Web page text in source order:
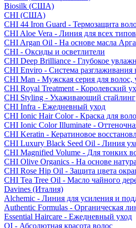
Biosilk (США)
CHI (США)
CHI 44 Iron Guard - Термозащита
CHI Aloe Vera - Линия для всех
CHI Argan Oil - На основе масла
CHI - Оксиды и осветлители
CHI Deep Brilliance - Глубокое
CHI Enviro - Система разглаживания
CHI Man - Мужская серия для волос,
CHI Royal Treatment - Королевский
CHI Styling - Ухаживающий стайлинг
CHI Infra - Ежедневный уход
CHI Ionic Hair Color - Краска для
CHI Ionic Color Illuminate -
CHI Keratin - Кератиновое
CHI Luxury Black Seed Oil - Линия
CHI Magnified Volume - Для тонких
CHI Olive Organics - На основе
CHI Rose Hip Oil - Защита цвета
CHI Tea Tree Oil - Масло чайного
Davines (Италия)
Alchemic - Линия для усиления и
Authentic Formulas - Органическая
Essential Haircare - Eжедневный уход
OI - Абсолютная красота волос